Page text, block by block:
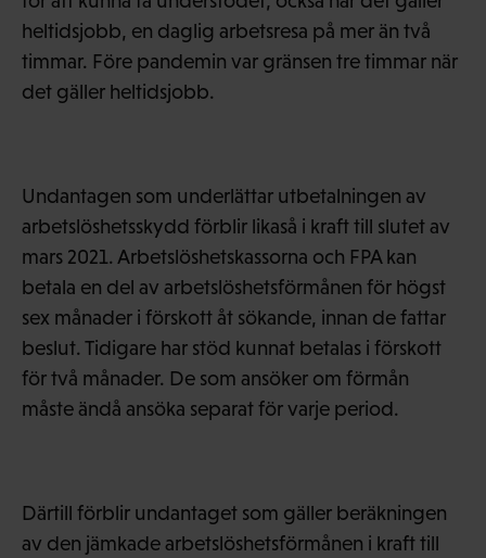
heltidsjobb, en daglig arbetsresa på mer än två
timmar. Före pandemin var gränsen tre timmar när
det gäller heltidsjobb.
Undantagen som underlättar utbetalningen av
arbetslöshetsskydd förblir likaså i kraft till slutet av
mars 2021. Arbetslöshetskassorna och FPA kan
betala en del av arbetslöshetsförmånen för högst
sex månader i förskott åt sökande, innan de fattar
beslut. Tidigare har stöd kunnat betalas i förskott
för två månader. De som ansöker om förmån
måste ändå ansöka separat för varje period.
Därtill förblir undantaget som gäller beräkningen
av den jämkade arbetslöshetsförmånen i kraft till